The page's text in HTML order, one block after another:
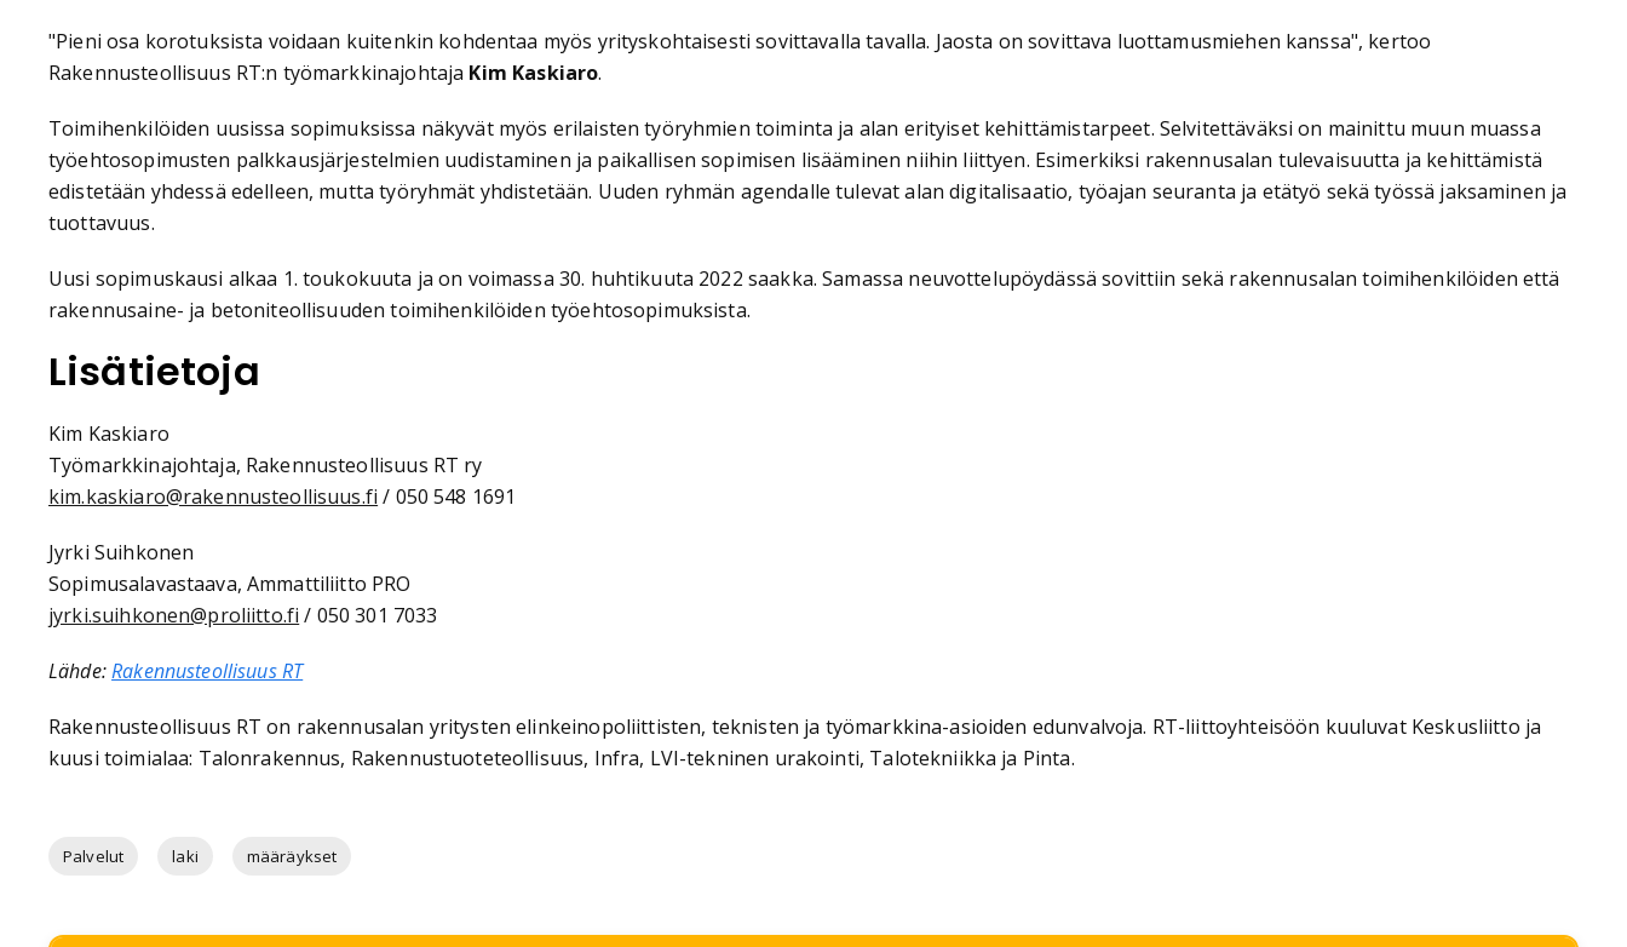
"Pieni osa korotuksista voidaan kuitenkin kohdentaa myös yrityskohtaisesti sovittavalla tavalla. Jaosta on sovittava luottamusmiehen kanssa", kertoo
Rakennusteollisuus RT:n työmarkkinajohtaja Kim Kaskiaro.
Toimihenkilöiden uusissa sopimuksissa näkyvät myös erilaisten työryhmien toiminta ja alan erityiset kehittämistarpeet. Selvitettäväksi on mainittu muun muassa
työehtosopimusten palkkausjärjestelmien uudistaminen ja paikallisen sopimisen lisääminen niihin liittyen. Esimerkiksi rakennusalan tulevaisuutta ja kehittämistä
edistetään yhdessä edelleen, mutta työryhmät yhdistetään. Uuden ryhmän agendalle tulevat alan digitalisaatio, työajan seuranta ja etätyö sekä työssä jaksaminen ja
tuottavuus.
Uusi sopimuskausi alkaa 1. toukokuuta ja on voimassa 30. huhtikuuta 2022 saakka. Samassa neuvottelupöydässä sovittiin sekä rakennusalan toimihenkilöiden että
rakennusaine- ja betoniteollisuuden toimihenkilöiden työehtosopimuksista.
Lisätietoja
Kim Kaskiaro
Työmarkkinajohtaja, Rakennusteollisuus RT ry
kim.kaskiaro@rakennusteollisuus.fi / 050 548 1691
Jyrki Suihkonen
Sopimusalavastaava, Ammattiliitto PRO
jyrki.suihkonen@proliitto.fi / 050 301 7033
Lähde:Rakennusteollisuus RT
Rakennusteollisuus RT on rakennusalan yritysten elinkeinopoliittisten, teknisten ja työmarkkina-asioiden edunvalvoja. RT-liittoyhteisöön kuuluvat Keskusliitto ja
kuusi toimialaa: Talonrakennus, Rakennustuoteteollisuus, Infra, LVI-tekninen urakointi, Talotekniikka ja Pinta.
Palvelut laki määräykset